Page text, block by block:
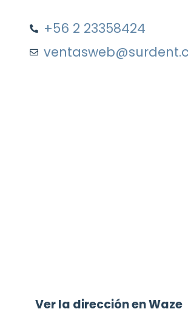
+56 2 23358424
Ver la dirección en Waze